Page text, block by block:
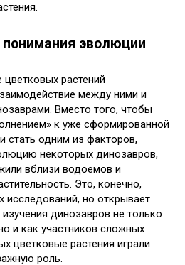
эволюции
растений
между ними и
Вместо того, чтобы
к уже сформированной
стать одним из факторов,
некоторых динозавров,
вблизи водоемов и
Это, конечно,
исследований, но открывает
динозавров не только
и как участников сложных
цветковые растения играли
роль.